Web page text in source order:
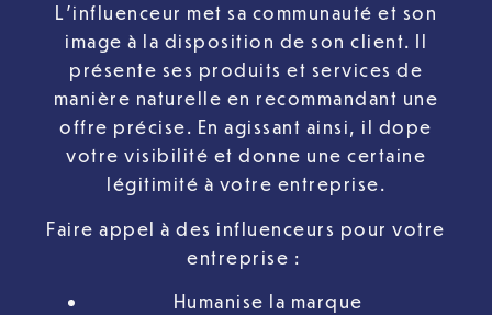
L’influenceur met sa communauté et son
image à la disposition de son client. Il
présente ses produits et services de
manière naturelle en recommandant une
offre précise. En agissant ainsi, il dope
votre visibilité et donne une certaine
légitimité à votre entreprise.
Faire appel à des influenceurs pour votre
entreprise :
Humanise la marque